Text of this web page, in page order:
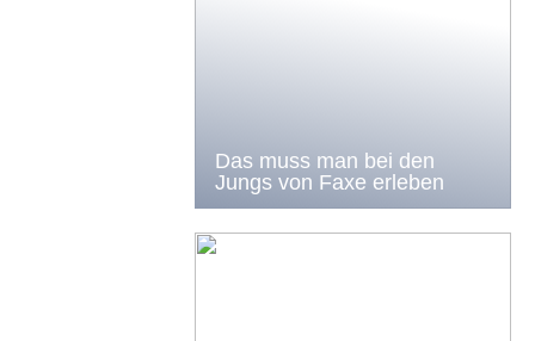
Das muss man bei den
Jungs von Faxe erleben